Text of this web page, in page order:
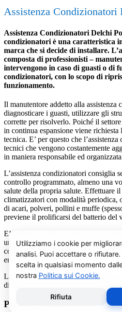
Assistenza Condizionatori
Assistenza Condizionatori Delchi
condizionatori è una caratteristica
marca che si decide di installare.
composta di professionisti –
intervengono in caso di guasti o di
condizionatori, con lo scopo di
funzionamento.
Il manutentore addetto alla assistenza
diagnosticare i guasti, utilizzare gli
corrette per risolverlo. Poiché il
in continua espansione viene
tecnica. E’ per questo che
tecnici che vengono costantemente
in maniera responsabile ed
L’assistenza condizionatori consiglia
controllo programmato, almeno una
salute della propria salute. Effettuare
climatizzatori con modalità periodica,
di acari, polveri, pollini e muffe
previene il prolificarsi del batterio del
E’ sempre possibile richiedere al
una consulenza gratuita per un
condizionatore o sulle ultime
energetico.
La salute e il benessere sono quindi
di un addetto alla assistenza
Pulizia e Sanificazione